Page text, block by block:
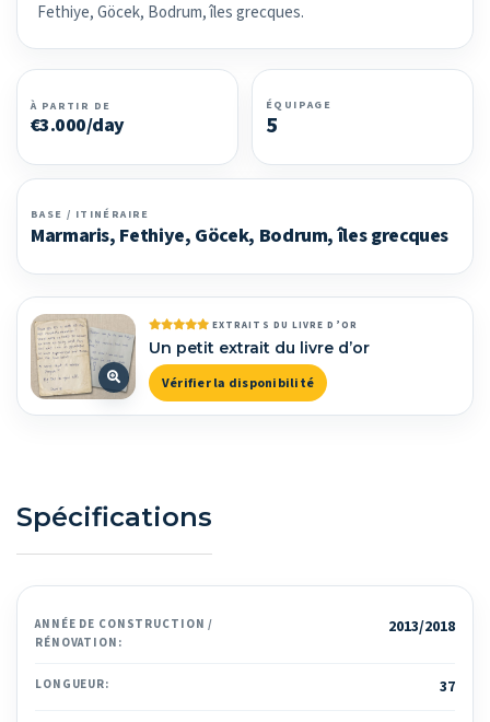
Fethiye, Göcek, Bodrum, îles grecques.
À PARTIR DE
€3.000/day
ÉQUIPAGE
5
BASE / ITINÉRAIRE
Marmaris, Fethiye, Göcek, Bodrum, îles grecques
EXTRAITS DU LIVRE D’OR
Un petit extrait du livre d’or
Vérifier la disponibilité
Spécifications
ANNÉE DE CONSTRUCTION /
RÉNOVATION:
2013/2018
LONGUEUR: 37